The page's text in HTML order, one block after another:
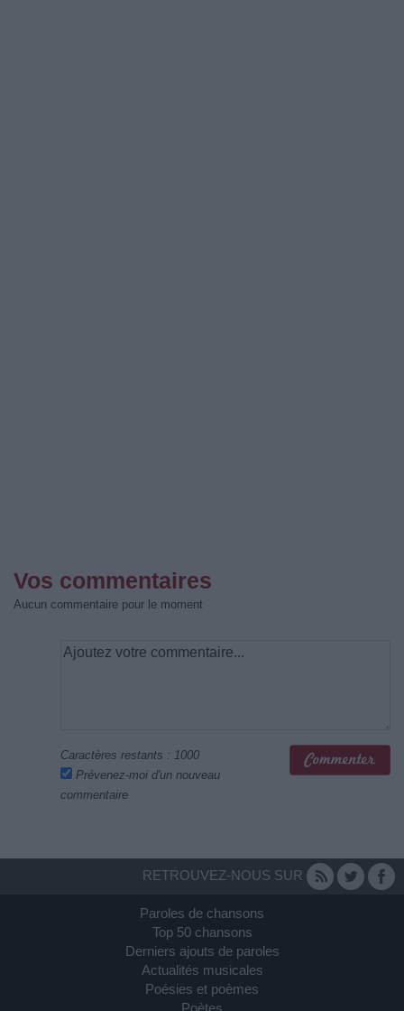
Vos commentaires
Aucun commentaire pour le moment
Caractères restants : 1000
Prévenez-moi d'un nouveau
commentaire
RETROUVEZ-NOUS SUR
Paroles de chansons
Top 50 chansons
Derniers ajouts de paroles
Actualités musicales
Poésies et poèmes
Poètes